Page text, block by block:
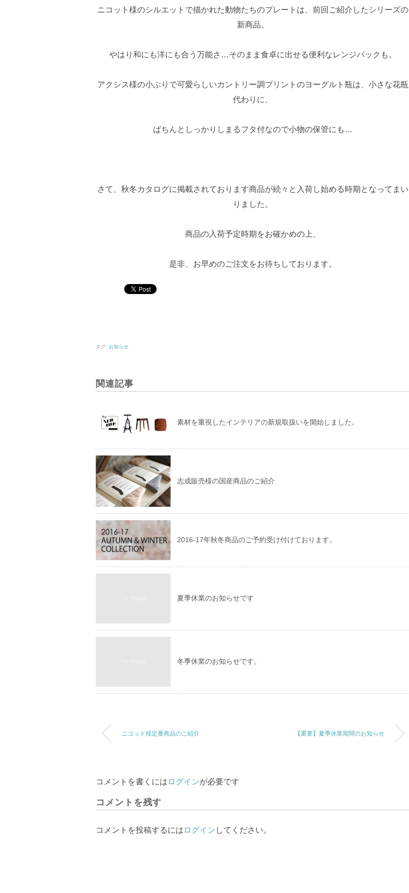
ニコット様のシルエットで描かれた動物たちのプレートは、前回ご紹介したシリーズの
新商品。
やはり和にも洋にも合う万能さ…そのまま食卓に出せる便利なレンジパックも。
アクシス様の小ぶりで可愛らしいカントリー調プリントのヨーグルト瓶は、小さな花瓶
代わりに、
ぱちんとしっかりしまるフタ付なので小物の保管にも…
さて、秋冬カタログに掲載されております商品が続々と入荷し始める時期となってまい
りました。
商品の入荷予定時期をお確かめの上、
是非、お早めのご注文をお待ちしております。
タグ: お知らせ
関連記事
素材を重視したインテリアの新規取扱いを開始しました。
志成販売様の国産商品のご紹介
2016-17年秋冬商品のご予約受け付けております。
夏季休業のお知らせです
冬季休業のお知らせです。
ニコット様定番商品のご紹介 【重要】夏季休業期間のお知らせ
コメントを書くには ログインが必要です
コメントを残す
コメントを投稿するには ログイン してください。